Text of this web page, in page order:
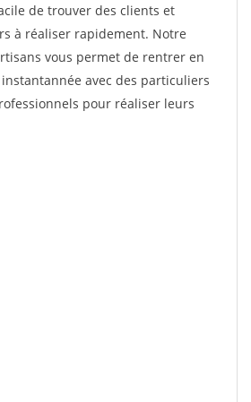
de trouver des clients et
à réaliser rapidement. Notre
vous permet de rentrer en
avec des particuliers
pour réaliser leurs